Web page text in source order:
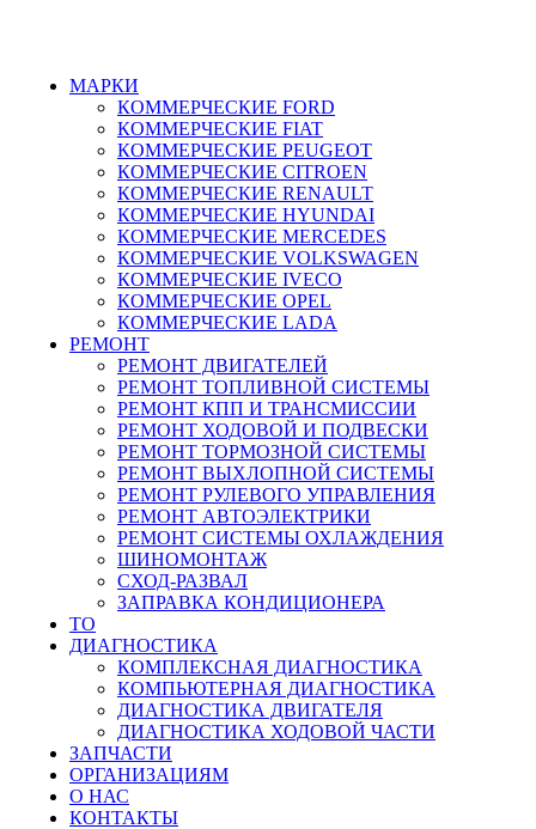
МАРКИ
КОММЕРЧЕСКИЕ FORD
КОММЕРЧЕСКИЕ FIAT
КОММЕРЧЕСКИЕ PEUGEOT
КОММЕРЧЕСКИЕ CITROEN
КОММЕРЧЕСКИЕ RENAULT
КОММЕРЧЕСКИЕ HYUNDAI
КОММЕРЧЕСКИЕ MERCEDES
КОММЕРЧЕСКИЕ VOLKSWAGEN
КОММЕРЧЕСКИЕ IVECO
КОММЕРЧЕСКИЕ OPEL
КОММЕРЧЕСКИЕ LADA
РЕМОНТ
РЕМОНТ ДВИГАТЕЛЕЙ
РЕМОНТ ТОПЛИВНОЙ СИСТЕМЫ
РЕМОНТ КПП И ТРАНСМИССИИ
РЕМОНТ ХОДОВОЙ И ПОДВЕСКИ
РЕМОНТ ТОРМОЗНОЙ СИСТЕМЫ
РЕМОНТ ВЫХЛОПНОЙ СИСТЕМЫ
РЕМОНТ РУЛЕВОГО УПРАВЛЕНИЯ
РЕМОНТ АВТОЭЛЕКТРИКИ
РЕМОНТ СИСТЕМЫ ОХЛАЖДЕНИЯ
ШИНОМОНТАЖ
СХОД-РАЗВАЛ
ЗАПРАВКА КОНДИЦИОНЕРА
ТО
ДИАГНОСТИКА
КОМПЛЕКСНАЯ ДИАГНОСТИКА
КОМПЬЮТЕРНАЯ ДИАГНОСТИКА
ДИАГНОСТИКА ДВИГАТЕЛЯ
ДИАГНОСТИКА ХОДОВОЙ ЧАСТИ
ЗАПЧАСТИ
ОРГАНИЗАЦИЯМ
О НАС
КОНТАКТЫ